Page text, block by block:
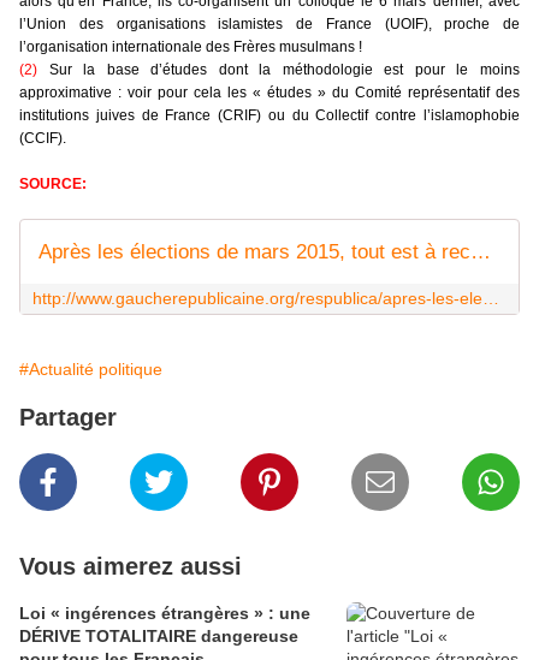
l’Union des organisations islamistes de France (UOIF), proche de
l’organisation internationale des Frères musulmans !
(2) Sur la base d’études dont la méthodologie est pour le moins
approximative : voir pour cela les « études » du Comité représentatif des
institutions juives de France (CRIF) ou du Collectif contre l’islamophobie
(CCIF).
SOURCE:
Après les élections de mars 2015, tout est à reconstruire !
#Actualité politique
Partager
Vous aimerez aussi
Loi « ingérences étrangères » : une
DÉRIVE TOTALITAIRE dangereuse